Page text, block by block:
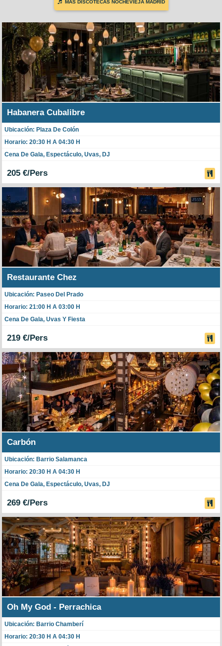
MÁS DISCOTECAS NOCHEVIEJA MADRID
Habanera Cubalibre
Ubicación: Plaza De Colón
Horario: 20:30 H A 04:30 H
Cena De Gala, Espectáculo, Uvas, DJ
205 €/Pers
Restaurante Chez
Ubicación: Paseo Del Prado
Horario: 21:00 H A 03:00 H
Cena De Gala, Uvas Y Fiesta
219 €/Pers
Carbón
Ubicación: Barrio Salamanca
Horario: 20:30 H A 04:30 H
Cena De Gala, Espectáculo, Uvas, DJ
269 €/Pers
Oh My God - Perrachica
Ubicación: Barrio Chamberí
Horario: 20:30 H A 04:30 H